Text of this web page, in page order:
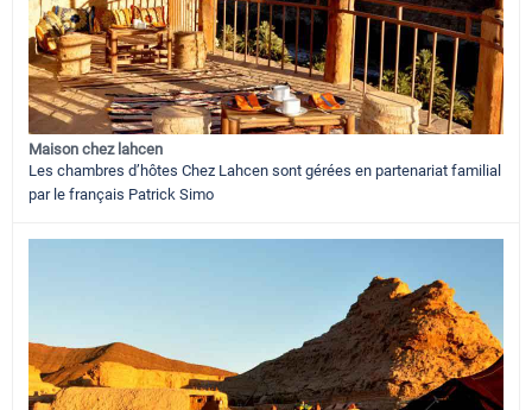
Maison chez lahcen
Les chambres d’hôtes Chez Lahcen sont gérées en partenariat familial
par le français Patrick Simo